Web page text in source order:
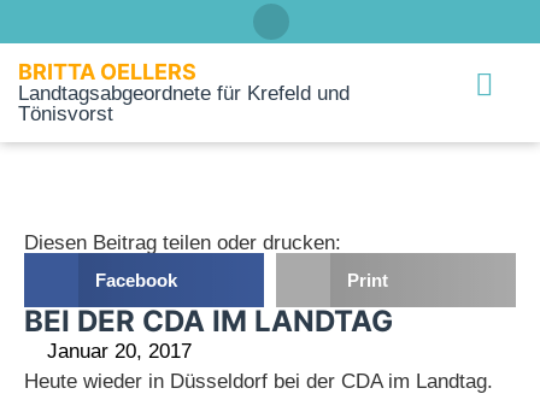
BRITTA OELLERS
Landtagsabgeordnete für Krefeld und
Tönisvorst
BEI DER CDA IM LANDTAG
Januar 20, 2017
Heute wieder in Düsseldorf bei der CDA im Landtag.
Diesen Beitrag teilen oder drucken:
Facebook Print